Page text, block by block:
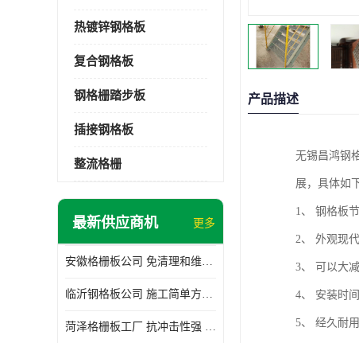
热镀锌钢格板
复合钢格板
钢格栅踏步板
插接钢格板
整流格栅
最新供应商机 更多
安徽格栅板公司 免清理和维护 安装需要人工少
临沂钢格板公司 施工简单方便 通风好 减少风阻
菏泽格栅板工厂 抗冲击性强 安装需要人工少
产品描述
无锡昌鸿钢
展，具体如
1、 钢格板
2、 外观现
3、 可以大
4、 安装时
5、 经久耐